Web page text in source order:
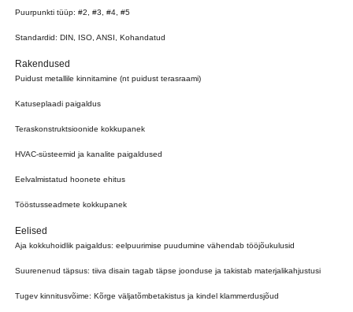
Puurpunkti tüüp: #2, #3, #4, #5
Standardid: DIN, ISO, ANSI, Kohandatud
Rakendused
Puidust metallile kinnitamine (nt puidust terasraami)
Katuseplaadi paigaldus
Teraskonstruktsioonide kokkupanek
HVAC-süsteemid ja kanalite paigaldused
Eelvalmistatud hoonete ehitus
Tööstusseadmete kokkupanek
Eelised
Aja kokkuhoidlik paigaldus: eelpuurimise puudumine vähendab tööjõukulusid
Suurenenud täpsus: tiiva disain tagab täpse joonduse ja takistab materjalikahjustusi
Tugev kinnitusvõime: Kõrge väljatõmbetakistus ja kindel klammerdusjõud